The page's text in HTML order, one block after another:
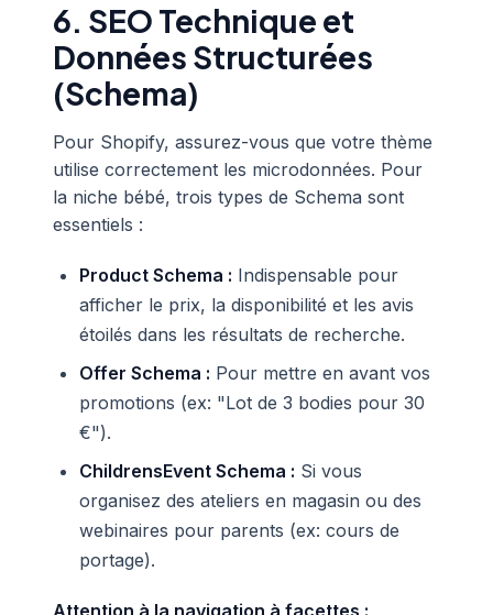
6. SEO Technique et
Données Structurées
(Schema)
Pour Shopify, assurez-vous que votre thème
utilise correctement les microdonnées. Pour
la niche bébé, trois types de Schema sont
essentiels :
Product Schema : Indispensable pour
afficher le prix, la disponibilité et les avis
étoilés dans les résultats de recherche.
Offer Schema : Pour mettre en avant vos
promotions (ex: "Lot de 3 bodies pour 30
€").
ChildrensEvent Schema : Si vous
organisez des ateliers en magasin ou des
webinaires pour parents (ex: cours de
portage).
Attention à la navigation à facettes :